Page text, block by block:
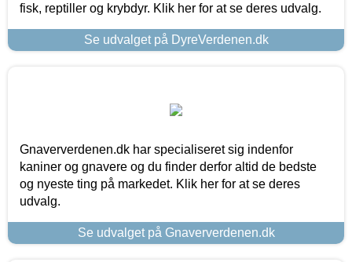
fisk, reptiller og krybdyr. Klik her for at se deres udvalg.
Se udvalget på DyreVerdenen.dk
Gnaververdenen.dk har specialiseret sig indenfor
kaniner og gnavere og du finder derfor altid de bedste
og nyeste ting på markedet. Klik her for at se deres
udvalg.
Se udvalget på Gnaververdenen.dk